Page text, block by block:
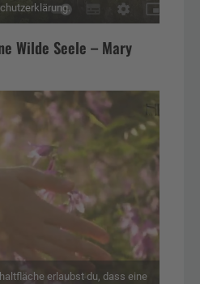
Wilde Seele – Mary
erlaubst du, dass eine